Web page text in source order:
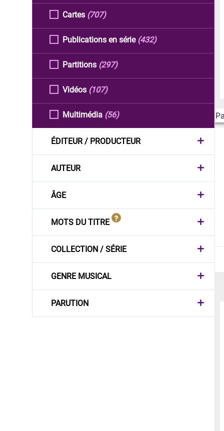
Cartes (707)
Publications en série (432)
Partitions (297)
Vidéos (107)
Multimédia (56)
ÉDITEUR / PRODUCTEUR
AUTEUR
ÂGE
MOTS DU TITRE
COLLECTION / SÉRIE
GENRE MUSICAL
PARUTION